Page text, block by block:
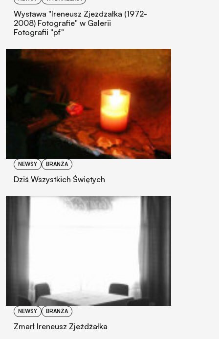
Wystawa "Ireneusz Zjeżdżałka (1972-
2008) Fotografie" w Galerii
Fotografii "pf"
NEWSY BRANŻA
Dziś Wszystkich Świętych
NEWSY BRANŻA
Zmarł Ireneusz Zjeżdżałka